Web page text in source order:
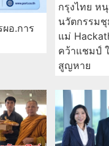
อ.การ
กรุงไทย ห
นวัตกรรมชุ
แม่
คว้าแชมป์
สูญหาย